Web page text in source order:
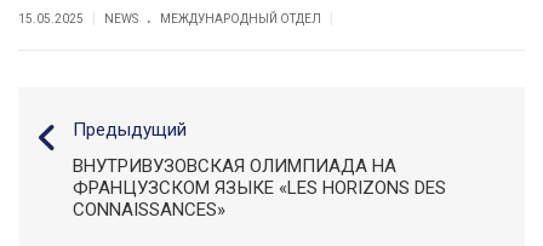
15.05.2025 NEWS . МЕЖДУНАРОДНЫЙ ОТДЕЛ
Предыдущий
ВНУТРИВУЗОВСКАЯ ОЛИМПИАДА НА
ФРАНЦУЗСКОМ ЯЗЫКЕ «LES HORIZONS DES
CONNAISSANCES»